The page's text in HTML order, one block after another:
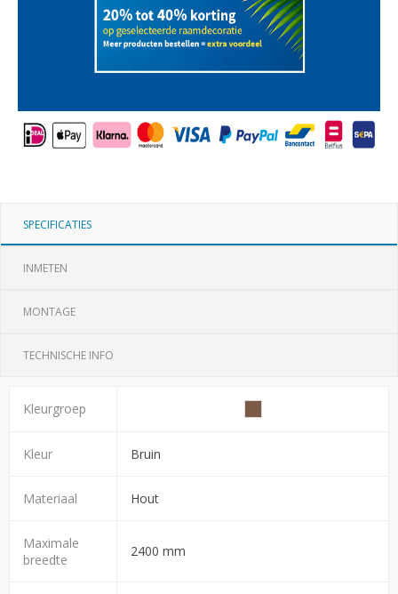
SPECIFICATIES
INMETEN
MONTAGE
TECHNISCHE INFO
Kleurgroep
Kleur Bruin
Materiaal Hout
Maximale
breedte
2400 mm